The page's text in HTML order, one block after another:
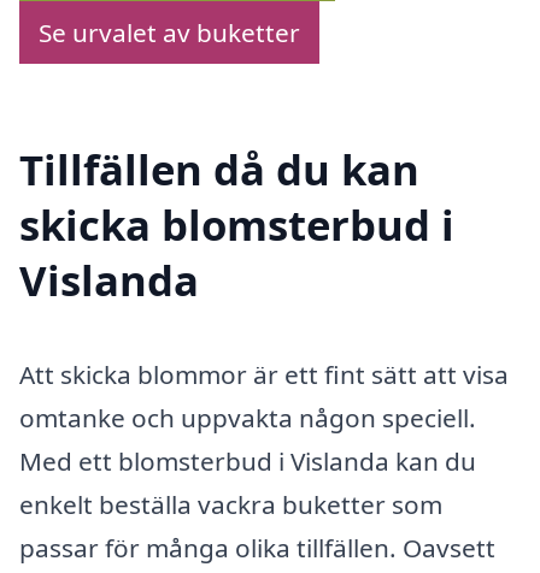
Se urvalet av buketter
Tillfällen då du kan
skicka blomsterbud i
Vislanda
Att skicka blommor är ett fint sätt att visa
omtanke och uppvakta någon speciell.
Med ett blomsterbud i Vislanda kan du
enkelt beställa vackra buketter som
passar för många olika tillfällen. Oavsett